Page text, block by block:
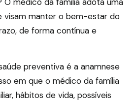
visam manter o bem-estar do
de forma contínua e
preventiva é a anamnese
em que o médico da família
hábitos de vida, possíveis